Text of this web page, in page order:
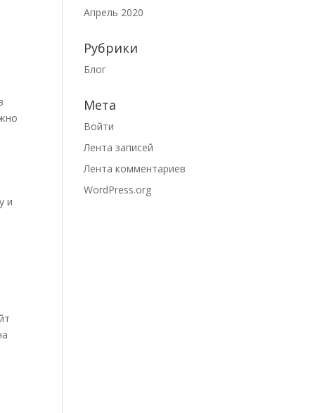
и
Апрель 2020
Рубрики
Блог
Мета
Войти
Лента записей
Лента комментариев
WordPress.org